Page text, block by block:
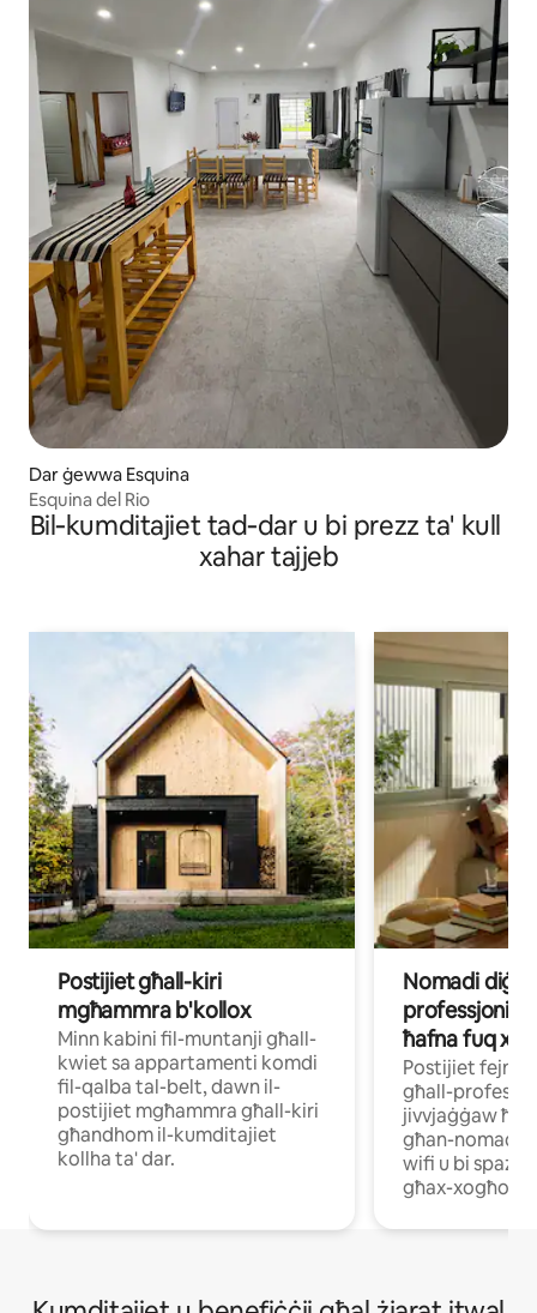
Dar ġewwa Esquina
Esquina del Rio
Віl‐kumdіtајіеt tаd‐dаr u bі рrеzz tа' kull
хаhаr tајјеb
Postijiet għall-kiri
mgħammra b'kollox
Minn kabini fil-muntanji għall-
kwiet sa appartamenti komdi
fil-qalba tal-belt, dawn il-
postijiet mgħammra għall-kiri
għandhom il-kumditajiet
kollha ta' dar.
Nomadi
ħafna fuq
Postijiet fejn
għall-
jivvjaġġaw
għan-nomadi
wifi u bi spazji
għax-xogħol.